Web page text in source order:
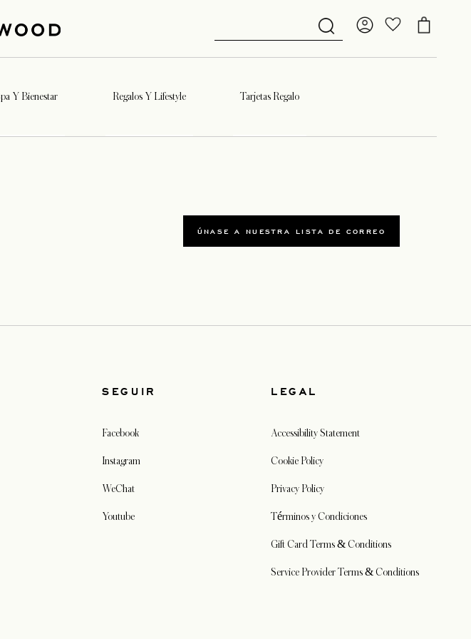
Y Bienestar Regalos Y Lifestyle Tarjetas Regalo
ÚNASE A NUESTRA LISTA DE CORREO
SEGUIR
Facebook
Instagram
WeChat
Youtube
LEGAL
Accessibility Statement
Cookie Policy
Privacy Policy
Términos y Condiciones
Gift Card Terms & Conditions
Service Provider Terms & Conditions